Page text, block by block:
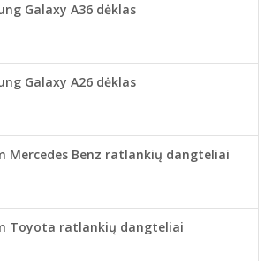
Galaxy A36 dėklas
Galaxy A26 dėklas
Mercedes Benz ratlankių dangteliai
Toyota ratlankių dangteliai